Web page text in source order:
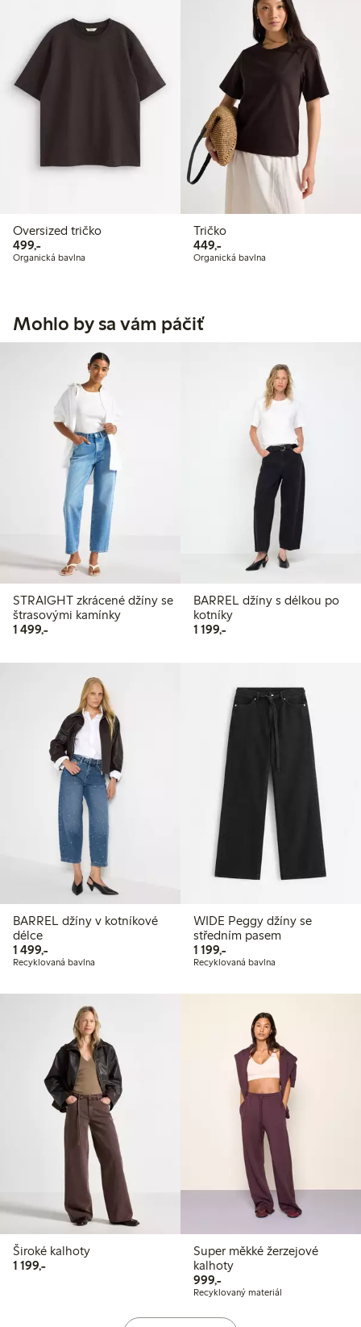
Oversized tričko
499,-499,00 Kč
Organická bavlna
Tričko
449,-449,00 Kč
Organická bavlna
Mohlo by sa vám páčiť
STRAIGHT zkrácené džíny se
štrasovými kamínky
1 499,-1 499,00 Kč
BARREL džíny s délkou po
kotníky
1 199,-1 199,00 Kč
BARREL džíny v kotníkové
délce
1 499,-1 499,00 Kč
Recyklovaná bavlna
WIDE Peggy džíny se
středním pasem
1 199,-1 199,00 Kč
Recyklovaná bavlna
Široké kalhoty
1 199,-1 199,00 Kč
Super měkké žerzejové
kalhoty
999,-999,00 Kč
Recyklovaný materiál